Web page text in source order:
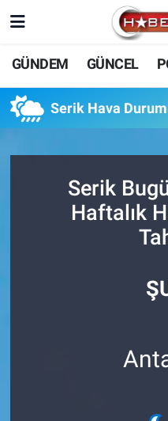
GÜNDEM GÜNCEL
Serik Hava
Serik
Haftalık
Nöbetçi Eczaneler
Hava Durumu
Süper Lig Puan
Tüm Manşetler